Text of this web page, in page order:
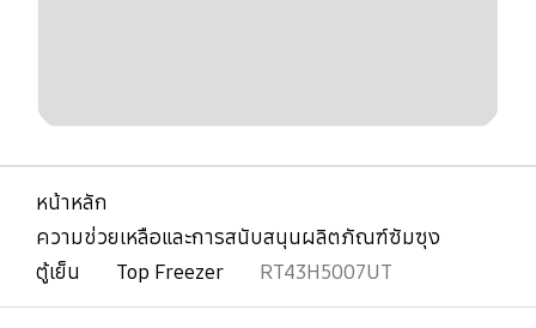
หน้าหลัก
ความช่วยเหลือและการสนับสนุนผลิตภัณฑ์ซัมซุง
ตู้เย็น
Top Freezer RT43H5007UT